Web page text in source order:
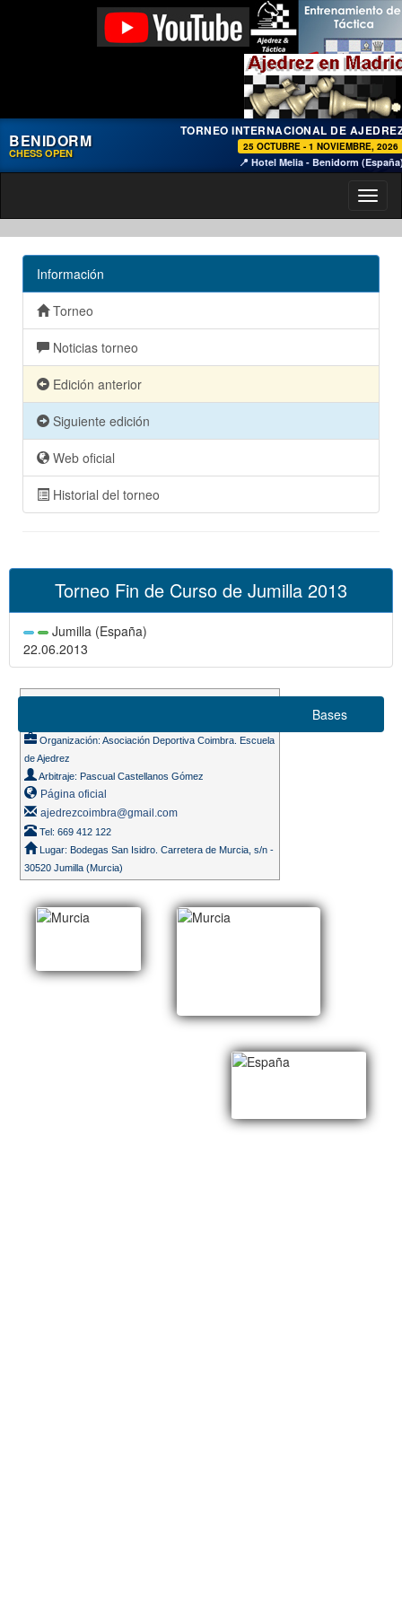
BENIDORM
CHESS OPEN
TORNEO INTERNACIONAL DE
25 OCTUBRE - 1 NOVIEMBRE, 2026
📍 Hotel Melia - Benidorm
Información
Torneo
Noticias torneo
Edición anterior
Siguiente edición
Web oficial
Historial del torneo
Torneo Fin de Curso de Jumilla 2013
Jumilla (España)
22.06.2013
Organización: Asociación Deportiva Coimbra. Escuela
de Ajedrez
Arbitraje: Pascual Castellanos Gómez
Página oficial
ajedrezcoimbra@gmail.com
Tel: 669 412 122
Lugar: Bodegas San Isidro. Carretera de Murcia, s/n -
30520 Jumilla (Murcia)
Bases